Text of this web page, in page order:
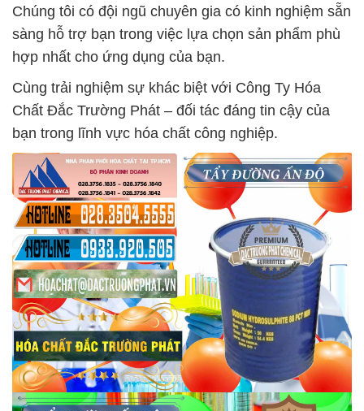
Chúng tôi có đội ngũ chuyên gia có kinh nghiệm sẵn
sàng hỗ trợ bạn trong việc lựa chọn sản phẩm phù
hợp nhất cho ứng dụng của bạn.
Cùng trải nghiệm sự khác biệt với Công Ty Hóa
Chất Đắc Trường Phát – đối tác đáng tin cậy của
bạn trong lĩnh vực hóa chất công nghiệp.